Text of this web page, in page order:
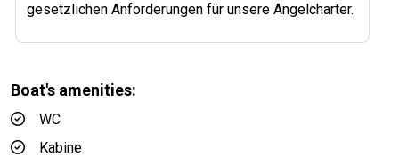
gesetzlichen Anforderungen für unsere Angelcharter.
Boat's amenities:
WC
Kabine